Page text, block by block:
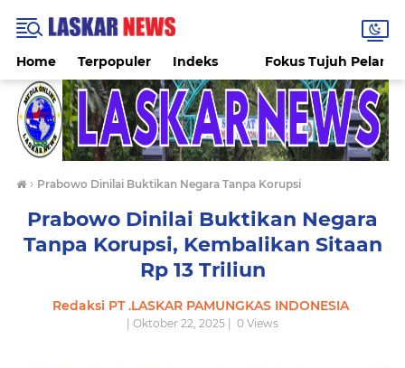
Home Terpopuler Indeks Fokus Tujuh
› Prabowo Dinilai Buktikan Negara Tanpa Korupsi
Prabowo Dinilai Buktikan Negara
Tanpa Korupsi, Kembalikan Sitaan
Rp 13 Triliun
Redaksi PT .LASKAR PAMUNGKAS INDONESIA
| Oktober 22, 2025 | 0 Views